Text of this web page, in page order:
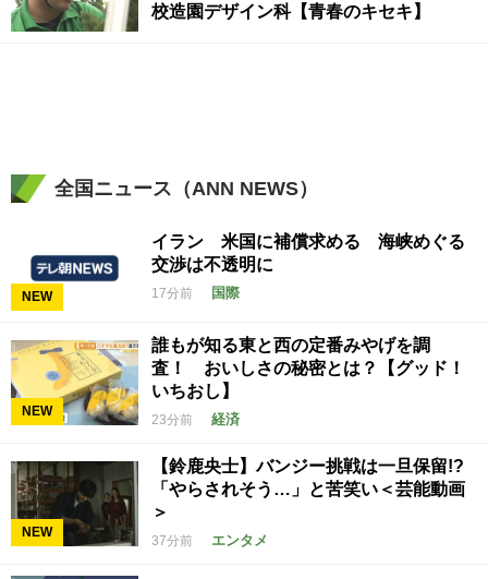
校造園デザイン科【青春のキセキ】
全国ニュース（ANN NEWS）
NEW
イラン 米国に補償求める 海峡めぐる
交渉は不透明に
17分前 国際
NEW
誰もが知る東と西の定番みやげを調
査！ おいしさの秘密とは？【グッド！
いちおし】
23分前 経済
NEW
【鈴鹿央士】バンジー挑戦は一旦保留!?
「やらされそう…」と苦笑い＜芸能動画
＞
37分前 エンタメ